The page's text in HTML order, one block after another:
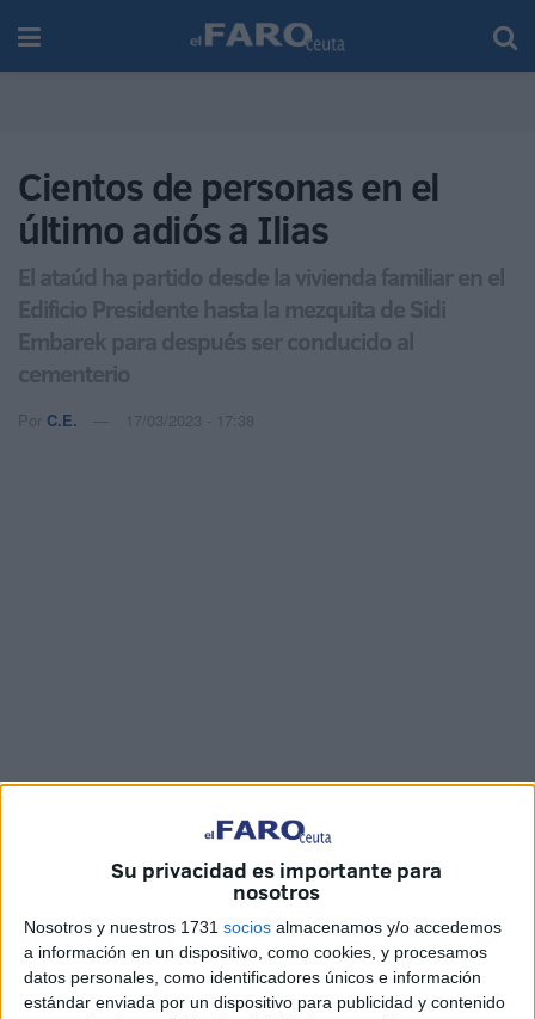
Su privacidad es importante para
nosotros
Nosotros y nuestros 1731 socios almacenamos y/o accedemos
a información en un dispositivo, como cookies, y procesamos
datos personales, como identificadores únicos e información
estándar enviada por un dispositivo para publicidad y contenido
Cientos de personas en el
último adiós a Ilias
El ataúd ha partido desde la vivienda familiar en el
Edificio Presidente hasta la mezquita de Sidi
Embarek para después ser conducido al
cementerio
Por C.E. 17/03/2023 - 17:38
Vídeo: Juan Mosquera / Fotos: Reduan Ben Zakour
último adiós a Ilias, el joven fallecido esta semana en
Ceuta en unaccidentede moto ocurrido en la carretera
delSerrallo.